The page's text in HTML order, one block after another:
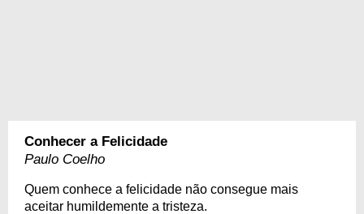
Conhecer a Felicidade
Paulo Coelho
Quem conhece a felicidade não consegue mais
aceitar humildemente a tristeza.